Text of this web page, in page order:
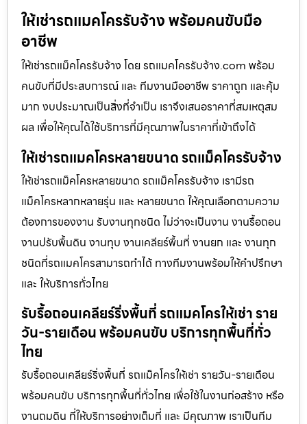
ให้เช่ารถแมคโครรับจ้าง พร้อมคนขับมือ
อาชีพ
ให้เช่ารถแม็คโครรับจ้าง โดย รถแมคโครรับจ้าง.com พร้อม
คนขับที่มีประสบการณ์ และ ทีมงานมืออาชีพ ราคาถูก และคุ้ม
มาก งบประมาณเป็นสิ่งที่จำเป็น เราจึงเสนอราคาที่สมเหตุสม
ผล เพื่อให้คุณได้ใช้บริการที่มีคุณภาพในราคาที่เข้าถึงได้
ให้เช่ารถแมคโครหลายขนาด รถแม็คโครรับจ้าง
ให้เช่ารถแม็คโครหลายขนาด รถแม็คโครรับจ้าง เรามีรถ
แม็คโครหลากหลายรุ่น และ หลายขนาด ให้คุณเลือกตามความ
ต้องการของงาน รับงานทุกชนิด ไม่ว่าจะเป็นงาน งานรื้อถอน
งานปรับพื้นดิน งานทุบ งานเคลียร์พื้นที่ งานยก และ งานทุก
ชนิดที่รถแมคโครสามารถทำได้ ทางทีมงานพร้อมให้คำปรึกษา
และ ให้บริการทั่วไทย
รับรื้อถอนเคลียร์ริ่งพื้นที่ รถแมคโครให้เช่า ราย
วัน-รายเดือน พร้อมคนขับ บริการทุกพื้นที่ทั่ว
ไทย
รับรื้อถอนเคลียร์ริ่งพื้นที่ รถแม็คโครให้เช่า รายวัน-รายเดือน
พร้อมคนขับ บริการทุกพื้นที่ทั่วไทย เพื่อใช้ในงานก่อสร้าง หรือ
งานถมดิน ที่ให้บริการอย่างเต็มที่ และ มีคุณภาพ เราเป็นทีม